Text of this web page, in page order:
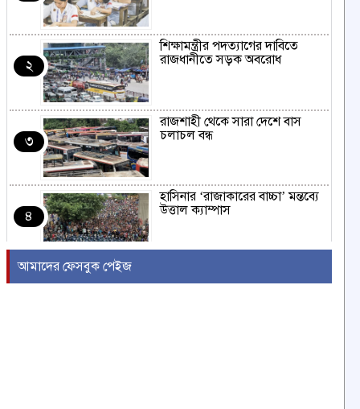
২
শিক্ষামন্ত্রীর পদত্যাগের দাবিতে
রাজধানীতে সড়ক অবরোধ
৩
রাজশাহী থেকে সারা দেশে বাস
চলাচল বন্ধ
৪
হাসিনার ‘রাজাকারের বাচ্চা’ মন্তব্যে
উত্তাল ক্যাম্পাস
আজ বৈঠকে বসছেন ট্রাম্প
আমাদের ফেসবুক পেইজ